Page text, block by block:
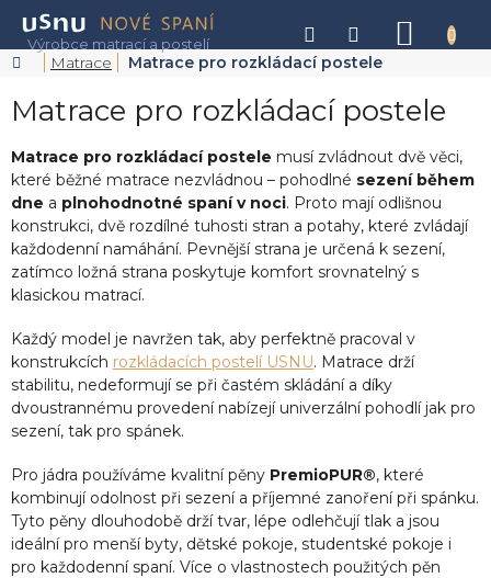
obsah
Domů
Matrace Matrace pro rozkládací postele
Matrace pro rozkládací postele
Matrace pro rozkládací postele musí zvládnout dvě věci,
které běžné matrace nezvládnou – pohodlné sezení během
dne a plnohodnotné spaní v noci. Proto mají odlišnou
konstrukci, dvě rozdílné tuhosti stran a potahy, které zvládají
každodenní namáhání. Pevnější strana je určená k sezení,
zatímco ložná strana poskytuje komfort srovnatelný s
klasickou matrací.
Každý model je navržen tak, aby perfektně pracoval v
konstrukcích rozkládacích postelí USNU. Matrace drží
stabilitu, nedeformují se při častém skládání a díky
dvoustrannému provedení nabízejí univerzální pohodlí jak pro
sezení, tak pro spánek.
Pro jádra používáme kvalitní pěny PremioPUR®, které
kombinují odolnost při sezení a příjemné zanoření při spánku.
Tyto pěny dlouhodobě drží tvar, lépe odlehčují tlak a jsou
ideální pro menší byty, dětské pokoje, studentské pokoje i
pro každodenní spaní. Více o vlastnostech použitých pěn